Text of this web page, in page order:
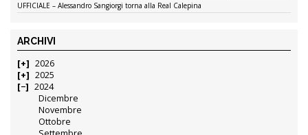
UFFICIALE – Alessandro Sangiorgi torna alla Real Calepina
ARCHIVI
2026
2025
2024
Dicembre
Novembre
Ottobre